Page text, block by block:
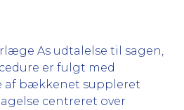
As udtalelse til sagen,
er fulgt med
af bækkenet suppleret
centreret over